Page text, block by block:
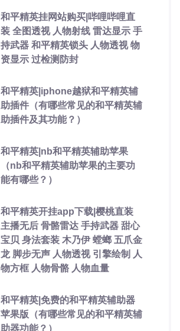
和平精英挂网站购买|哔哩哔哩直
装 全图透视 人物射线 雷达显示 手
持武器 和平精英锁头 人物透视 物
资显示 过检测防封
和平精英|iphone越狱和平精英辅
助插件（有哪些常见的和平精英辅
助插件及其功能？）
和平精英|nb和平精英辅助苹果
（nb和平精英辅助苹果的主要功
能有哪些？）
和平精英开挂app下载|樱桃直装
主播无后 骨骼雷达 手持武器 甜心
宝贝 身法套装 木乃伊 螳螂 五爪金
龙 脚步无声 人物透视 引擎绘制 人
物方框 人物骨骼 人物血量
和平精英|免费的和平精英辅助器
苹果版（有哪些常见的和平精英辅
助器功能？）